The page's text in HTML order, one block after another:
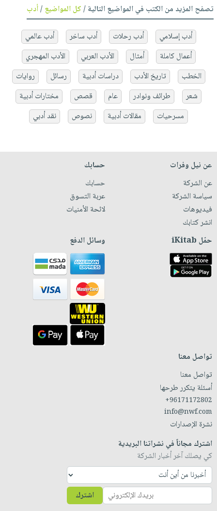
تصفح المزيد من الكتب في المواضيع التالية /كل المواضيع/أدب
أدب إسلامي أدب رحلات أدب ساخر
أدب عالمي
أعمال كاملة
أمثال الأدب العربي
الأدب المهجري
الخطب
تاريخ الأدب دراسات أدبية رسائل
روايات
شعر
طرائف ونوادر عام قصص
مختارات أدبية
مسرحيات
مقالات أدبية نصوص نقد أدبي
عن نيل وفرات
عن الشركة
سياسة الشركة
فيديوهات
انشر كتابك
حسابك
حسابك
عربة التسوق
لائحة الأمنيات
حمّل iKitab وسائل الدفع
تواصل معنا
تواصل معنا
أسئلة يتكرر طرحها
+96171172802
info@nwf.com
نشرة الإصدارات
اشترك مجاناً في نشراتنا البريدية
كي يصلك آخر أخبار الشركة
اشترك